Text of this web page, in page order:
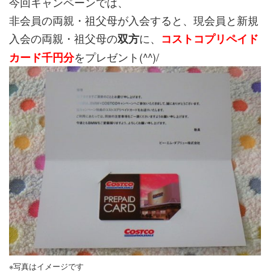
非会員の両親・祖父母が入会すると、現会員と新規
入会の両親・祖父母の双方に、 コストコプリペイド
カード千円分をプレゼント(^^)/
※写真はイメージです